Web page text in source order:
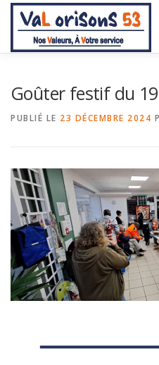
Aller
contenu
Goûter festif du
PUBLIÉ LE 23 DÉCEMBRE 2024